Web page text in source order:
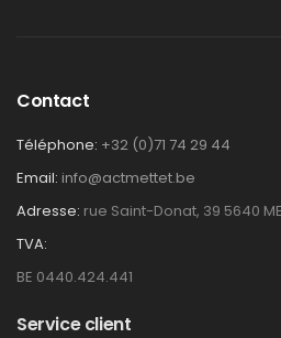
Contact
Téléphone: +32 (0)71 74 29 44
Email: info@actmettet.be
Adresse: rue Saint-Donat, 39 5640
TVA:
BE 0440.424.441
Service client